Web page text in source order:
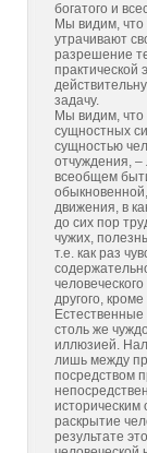
богатого и
Мы видим, что
утрачивают
разрешение
практической
задачу.
Мы видим, что
сущностных
сущностью
отчуждения, –
всеобщем
движения, в
до сих пор
чужих,
т.е. как раз
другого,
столь же
иллюзией.
лишь между
посредством
историческим
раскрытие
результате